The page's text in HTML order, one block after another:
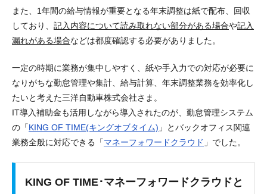
また、1年間の給与情報が重要となる年末調整は紙で配布、回収
しており、 記入内容について読み取れない部分がある場合や記入
漏れがある場合などは都度確認する必要がありました。
一定の時期に業務が集中しやすく、紙や手入力での対応が必要に
なりがちな勤怠管理や集計、給与計算、年末調整業務を効率化し
たいと考えた三洋自動車株式会社さま。
IT導入補助金も活用しながら導入されたのが、勤怠管理システム
の「KING OF TIME(キングオブタイム) 」とバックオフィス関連
業務全般に対応できる「マネーフォワードクラウド 」でした。
KING OF TIME･マネーフォワードクラウドと